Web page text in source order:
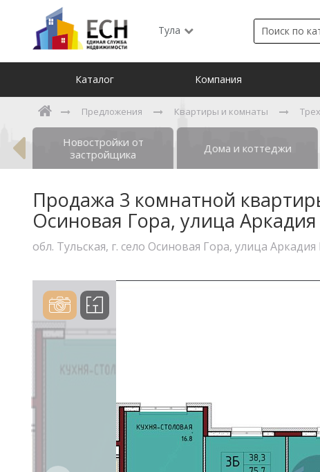
Тула
Каталог Компания
Предложения Квартиры и комнаты
Новостройки от
застройщика
Дома и коттеджи
Продажа 3 комнатной
Осиновая Гора, улица
обл. Тульская, г. село Осиновая Гора, улица